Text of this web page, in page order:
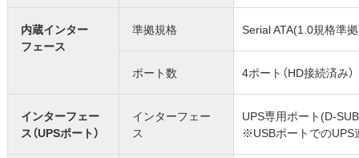
内蔵インター
フェース
準拠規格 Serial ATA(1.0規格準
ポート数 4ポート（HD接続済み）
インターフェー
ス（UPSポート）
インターフェー
ス
UPS専用ポート(D-
※USBポートでのUPS